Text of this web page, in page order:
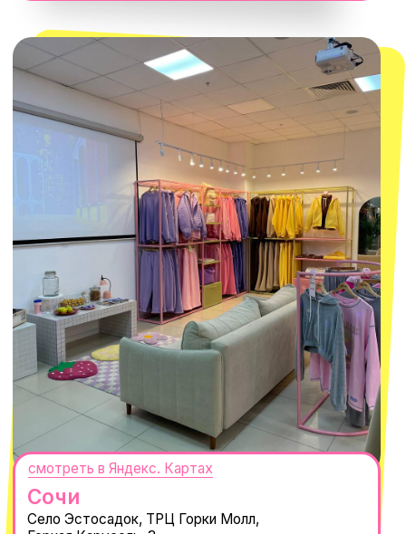
КОНТАКТЫ
Оплата долями
Size guide
ПОКУПАТЕЛЯМ
Вакансии
Реквизиты
Магазины
Наши путешествия
Наши проекты
Новости
Каталог
О КОМПАНИИ
Нажимая "Подписаться", вы соглашаетесь с
Политикой обработки
Согласием на рассылку электронных
ПОДПИСАТЬСЯ
СЕКРЕТНЫЕ ПРОМОКОДЫ, ПРИГЛАШЕНИЯ
НА МЕРОПРИЯТИЯ И АНОНСЫ НОВИНОК
РАНЬШЕ ВСЕХ
@MACROCOSM_STORE
MACROCOSM
000+ подписчиков
14'000+ подписчиков в нашем Telegram-канале